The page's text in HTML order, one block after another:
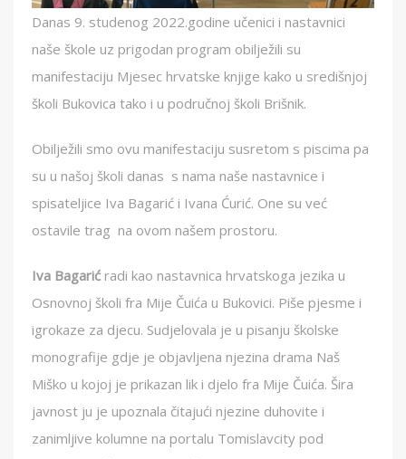
Danas 9. studenog 2022.godine učenici i nastavnici
naše škole uz prigodan program obilježili su
manifestaciju Mjesec hrvatske knjige kako u središnjoj
školi Bukovica tako i u područnoj školi Brišnik.
Obilježili smo ovu manifestaciju susretom s piscima pa
su u našoj školi danas s nama naše nastavnice i
spisateljice Iva Bagarić i Ivana Ćurić. One su već
ostavile trag na ovom našem prostoru.
Iva Bagarić radi kao nastavnica hrvatskoga jezika u
Osnovnoj školi fra Mije Čuića u Bukovici. Piše pjesme i
igrokaze za djecu. Sudjelovala je u pisanju školske
monografije gdje je objavljena njezina drama Naš
Miško u kojoj je prikazan lik i djelo fra Mije Čuića. Šira
javnost ju je upoznala čitajući njezine duhovite i
zanimljive kolumne na portalu Tomislavcity pod